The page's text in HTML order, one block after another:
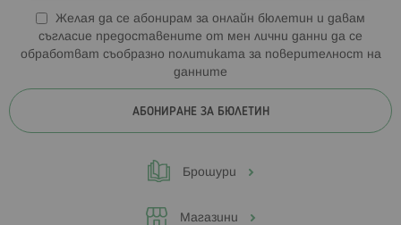
Желая да се абонирам за онлайн бюлетин и давам
съгласие предоставените от мен лични данни да се
обработват съобразно политиката за поверителност на
данните
АБОНИРАНЕ ЗА БЮЛЕТИН
Брошури
Магазини